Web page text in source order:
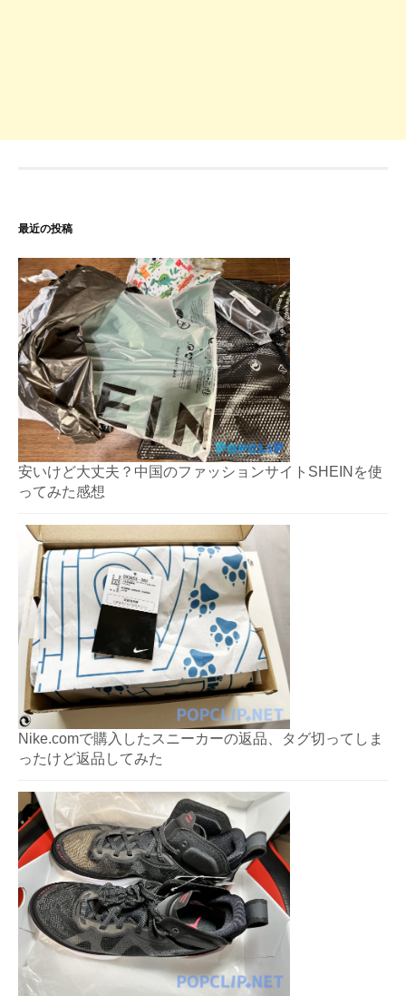
最近の投稿
安いけど大丈夫？中国のファッションサイトSHEINを使
ってみた感想
Nike.comで購入したスニーカーの返品、タグ切ってしま
ったけど返品してみた